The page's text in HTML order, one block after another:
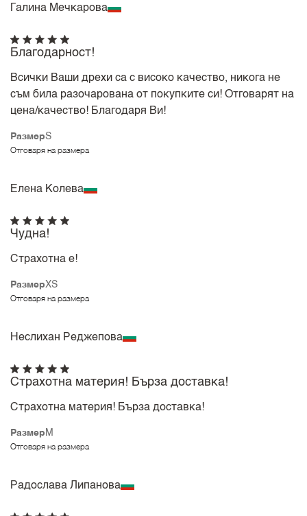
Галина Мечкарова
РазмерS
Отговаря на размера
Благодарност!
Всички Ваши дрехи са с високо качество, никога не
съм била разочарована от покупките си! Отговарят на
цена/качество! Благодаря Ви!
Елена Колева
РазмерXS
Отговаря на размера
Чудна!
Страхотна е!
Неслихан Реджепова
Размер M
Отговаря на размера
Страхотна материя! Бърза доставка!
Страхотна материя! Бърза доставка!
Радослава Липанова